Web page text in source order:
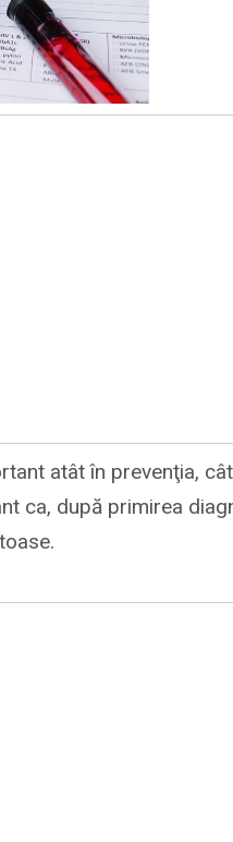
atât în prevenţia,
ca, după primirea